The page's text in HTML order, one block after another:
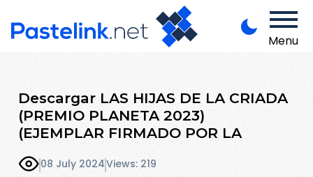
Menu
Descargar LAS HIJAS DE LA CRIADA
(PREMIO PLANETA 2023)
(EJEMPLAR FIRMADO POR LA
08 July 2024Views: 219